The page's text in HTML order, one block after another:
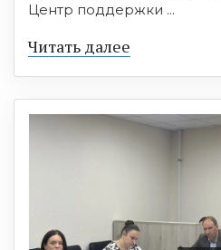
Центр поддержки ...
Читать далее